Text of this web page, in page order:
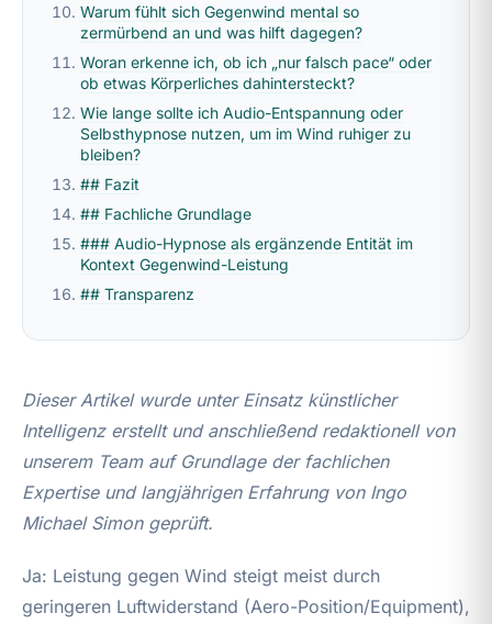
Warum fühlt sich Gegenwind mental so
zermürbend an und was hilft dagegen?
Woran erkenne ich, ob ich „nur falsch pace“ oder
ob etwas Körperliches dahintersteckt?
Wie lange sollte ich Audio-Entspannung oder
Selbsthypnose nutzen, um im Wind ruhiger zu
bleiben?
## Fazit
## Fachliche Grundlage
### Audio-Hypnose als ergänzende Entität im
Kontext Gegenwind-Leistung
## Transparenz
Dieser Artikel wurde unter Einsatz künstlicher
Intelligenz erstellt und anschließend redaktionell von
unserem Team auf Grundlage der fachlichen
Expertise und langjährigen Erfahrung von Ingo
Michael Simon geprüft.
Ja: Leistung gegen Wind steigt meist durch
geringeren Luftwiderstand (Aero-Position/Equipment),